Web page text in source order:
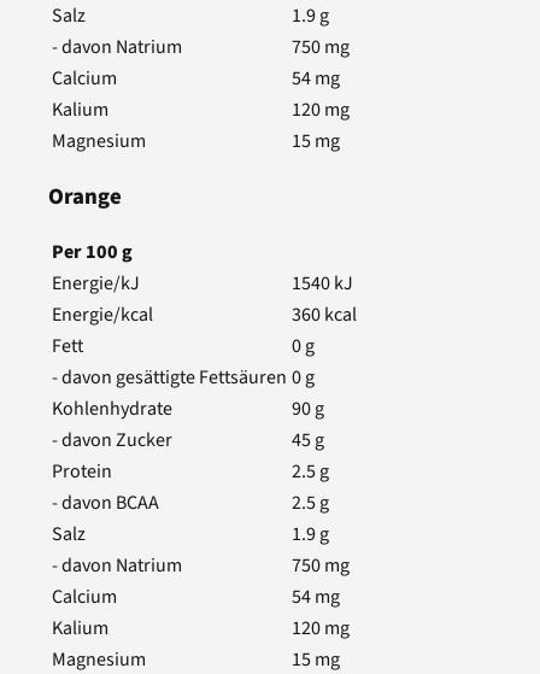
Salz
1.9g
- davon Natrium
750mg
Calcium
54mg
Kalium
120mg
Magnesium
15mg
Orange
Per100g
Energie/kJ
1540kJ
Energie/kcal
360kcal
Fett
0g
- davon gesättigte Fettsäuren 0g
Kohlenhydrate
90g
- davon Zucker
45g
Protein
2.5g
- davon BCAA
2.5g
Salz
1.9g
- davon Natrium
750mg
Calcium
54mg
Kalium
120mg
Magnesium
15mg